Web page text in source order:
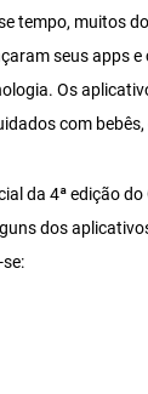
tempo, muitos
seus apps
Os
com
da 4ª edição
dos